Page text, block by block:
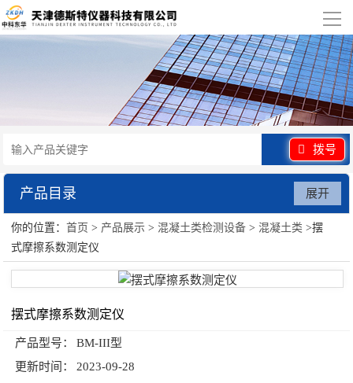
导
航
产品展示
行业应用
视频展示
资讯中心
联系我们
拨号
产品目录
混凝土类检测设备
展开
你的位置：首页 > 产品展示 > 混凝土类检测设备 > 混凝土类 >摆
式摩擦系数测定仪
摆式摩擦系数测定仪
产品型号：
BM-III型
更新时间：
2023-09-28